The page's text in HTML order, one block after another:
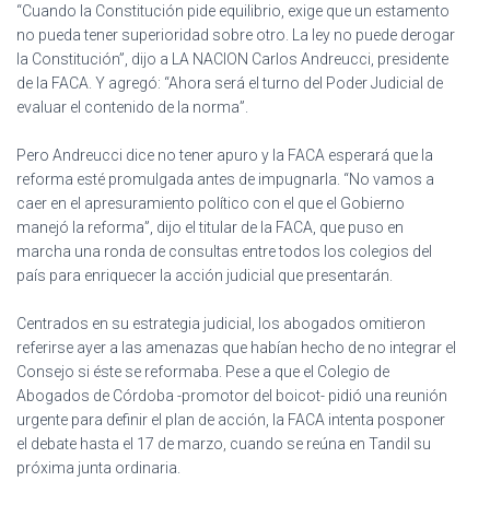
“Cuando la Constitución pide equilibrio, exige que un estamento
no pueda tener superioridad sobre otro. La ley no puede derogar
la Constitución”, dijo a LA NACION Carlos Andreucci, presidente
de la FACA. Y agregó: “Ahora será el turno del Poder Judicial de
evaluar el contenido de la norma”.
Pero Andreucci dice no tener apuro y la FACA esperará que la
reforma esté promulgada antes de impugnarla. “No vamos a
caer en el apresuramiento político con el que el Gobierno
manejó la reforma”, dijo el titular de la FACA, que puso en
marcha una ronda de consultas entre todos los colegios del
país para enriquecer la acción judicial que presentarán.
Centrados en su estrategia judicial, los abogados omitieron
referirse ayer a las amenazas que habían hecho de no integrar el
Consejo si éste se reformaba. Pese a que el Colegio de
Abogados de Córdoba -promotor del boicot- pidió una reunión
urgente para definir el plan de acción, la FACA intenta posponer
el debate hasta el 17 de marzo, cuando se reúna en Tandil su
próxima junta ordinaria.